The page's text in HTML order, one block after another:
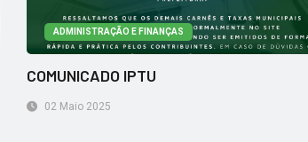
ADMINISTRAÇÃO E FINANÇAS
COMUNICADO IPTU
02 Maio 2025